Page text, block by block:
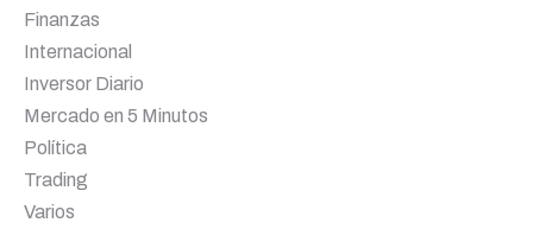
Finanzas
Internacional
Inversor Diario
Mercado en 5 Minutos
Política
Trading
Varios